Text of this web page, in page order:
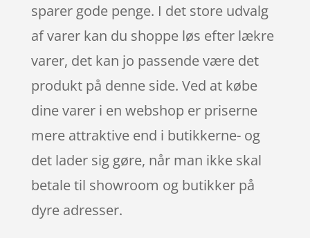
sparer gode penge. I det store udvalg
af varer kan du shoppe løs efter lækre
varer, det kan jo passende være det
produkt på denne side. Ved at købe
dine varer i en webshop er priserne
mere attraktive end i butikkerne- og
det lader sig gøre, når man ikke skal
betale til showroom og butikker på
dyre adresser.